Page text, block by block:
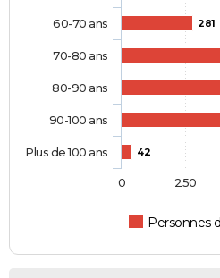
281
42
Personnes
60-70 ans
70-80 ans
80-90 ans
90-100 ans
Plus de 100 ans
0 250